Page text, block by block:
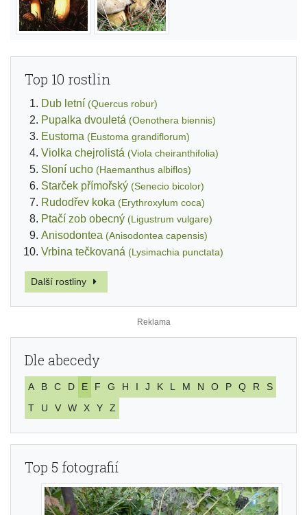
Top 10 rostlin
Dub letní (Quercus robur)
Pupalka dvouletá (Oenothera biennis)
Eustoma (Eustoma grandiflorum)
Violka chejrolistá (Viola cheiranthifolia)
Sloní ucho (Haemanthus albiflos)
Starček přímořský (Senecio bicolor)
Rudodřev koka (Erythroxylum coca)
Ptačí zob obecný (Ligustrum vulgare)
Anisodontea (Anisodontea capensis)
Vrbina tečkovaná (Lysimachia punctata)
Další rostliny
Dle abecedy
A B C D E F G H I J K L M N O P Q R
S
T
U V W X Y Z
Top 5 fotografií